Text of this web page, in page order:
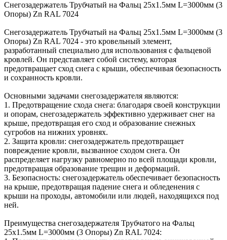
Снегозадержатель Трубчатый на Фальц 25х1.5мм L=3000мм (3
Опоры) Zn RAL 7024
Снегозадержатель Трубчатый на Фальц 25х1.5мм L=3000мм (3
Опоры) Zn RAL 7024 - это кровельный элемент,
разработанный специально для использования с фальцевой
кровлей. Он представляет собой систему, которая
предотвращает сход снега с крыши, обеспечивая безопасность
и сохранность кровли.
Основными задачами снегозадержателя являются:
1. Предотвращение схода снега: благодаря своей конструкции
и опорам, снегозадержатель эффективно удерживает снег на
крыше, предотвращая его сход и образование снежных
сугробов на нижних уровнях.
2. Защита кровли: снегозадержатель предотвращает
повреждение кровли, вызванное сходом снега. Он
распределяет нагрузку равномерно по всей площади кровли,
предотвращая образование трещин и деформаций.
3. Безопасность: снегозадержатель обеспечивает безопасность
на крыше, предотвращая падение снега и обледенения с
крыши на проходы, автомобили или людей, находящихся под
ней.
Преимущества снегозадержателя Трубчатого на Фальц
25х1.5мм L=3000мм (3 Опоры) Zn RAL 7024: